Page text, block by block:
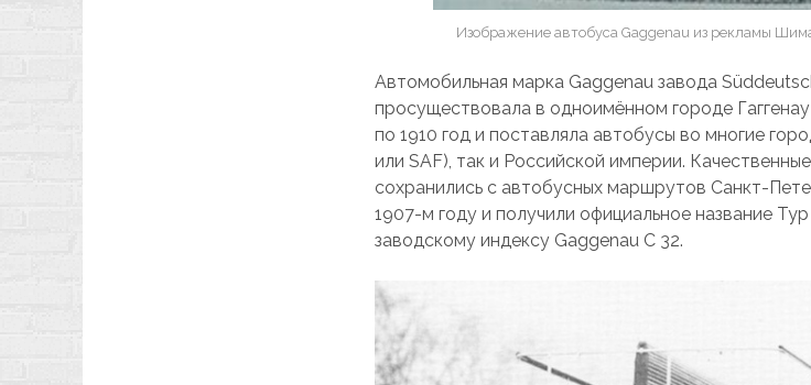
Изображение автобуса Gaggenau из рекламы
Автомобильная марка Gaggenau завода
просуществовала в одноимённом городе
по 1910 год и поставляла автобусы во многие
или SAF), так и Российской империи.
сохранились с автобусных маршрутов Санкт-
1907-м году и получили официальное название
заводскому индексу Gaggenau C 32.